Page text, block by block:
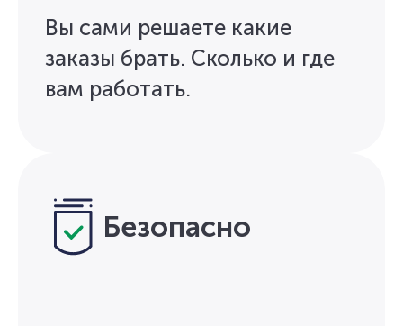
Вы сами решаете какие
заказы брать. Сколько и где
вам работать.
Безопасно